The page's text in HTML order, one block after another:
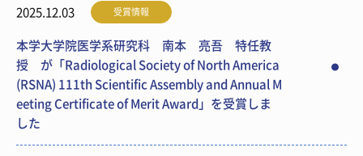
2025.12.03 受賞情報
本学大学院医学系研究科 南本 亮吾 特任教
授 が「Radiological Society of North America
(RSNA) 111th Scientific Assembly and Annual M
eeting Certificate of Merit Award」を受賞しま
した